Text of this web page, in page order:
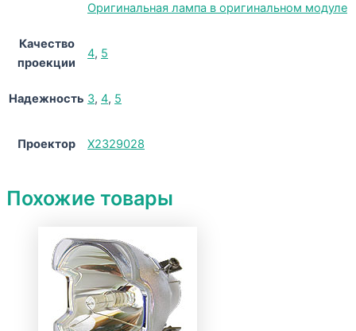
Оригинальная лампа в оригинальном модуле
Качество
проекции
4, 5
Надежность 3, 4, 5
Проектор X2329028
Похожие товары